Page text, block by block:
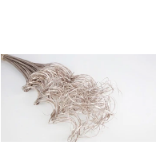
MwSt
(VAT/IVA
excl.)